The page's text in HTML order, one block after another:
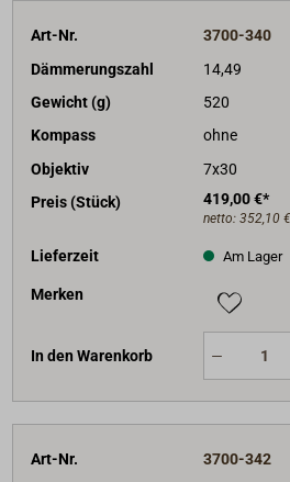
Art-Nr.
3700-340
Dämmerungszahl
14,49
Gewicht (g)
520
Kompass
ohne
Objektiv
7x30
Preis (Stück)
419,00 €*
netto: 352,10 €
Lieferzeit Am Lager
Merken
In den Warenkorb
Art-Nr.
3700-342